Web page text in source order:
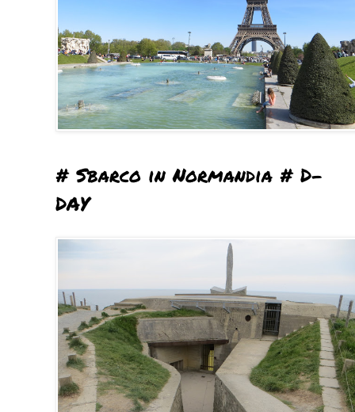
# Sbarco in Normandia # D-
DAY